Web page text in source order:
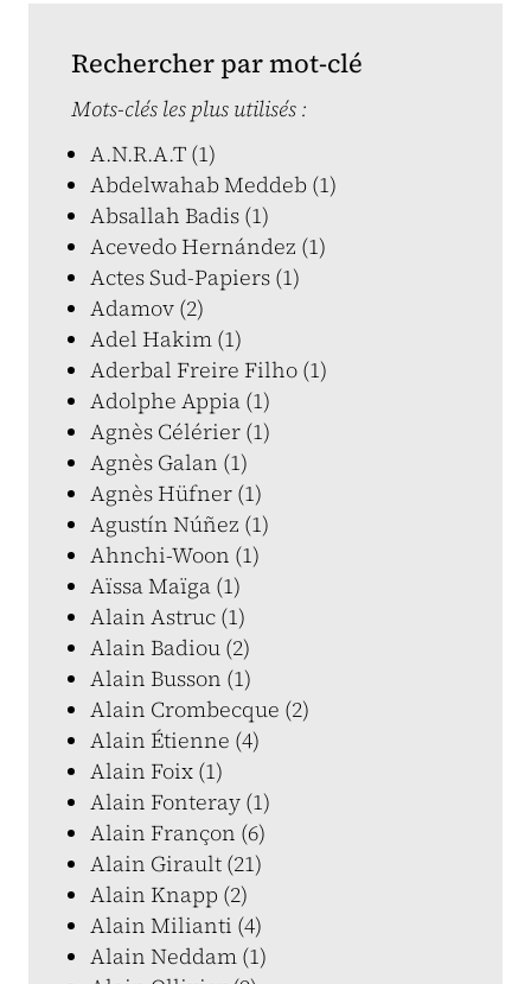
Rechercher par mot-clé
Mots-clés les plus utilisés :
A.N.R.A.T (1)
Abdelwahab Meddeb (1)
Absallah Badis (1)
Acevedo Hernández (1)
Actes Sud-Papiers (1)
Adamov (2)
Adel Hakim (1)
Aderbal Freire Filho (1)
Adolphe Appia (1)
Agnès Célérier (1)
Agnès Galan (1)
Agnès Hüfner (1)
Agustín Núñez (1)
Ahnchi-Woon (1)
Aïssa Maïga (1)
Alain Astruc (1)
Alain Badiou (2)
Alain Busson (1)
Alain Crombecque (2)
Alain Étienne (4)
Alain Foix (1)
Alain Fonteray (1)
Alain Françon (6)
Alain Girault (21)
Alain Knapp (2)
Alain Milianti (4)
Alain Neddam (1)